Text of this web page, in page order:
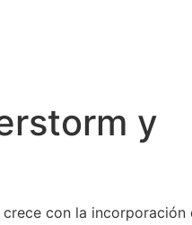
y
con la incorporación